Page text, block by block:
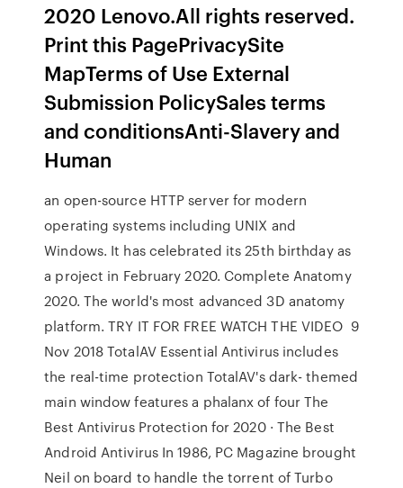
2020 Lenovo.All rights reserved.
Print this PagePrivacySite
MapTerms of Use External
Submission PolicySales terms
and conditionsAnti-Slavery and
Human
an open-source HTTP server for modern
operating systems including UNIX and
Windows. It has celebrated its 25th birthday as
a project in February 2020. Complete Anatomy
2020. The world's most advanced 3D anatomy
platform. TRY IT FOR FREE WATCH THE VIDEO 9
Nov 2018 TotalAV Essential Antivirus includes
the real-time protection TotalAV's dark- themed
main window features a phalanx of four The
Best Antivirus Protection for 2020 · The Best
Android Antivirus In 1986, PC Magazine brought
Neil on board to handle the torrent of Turbo